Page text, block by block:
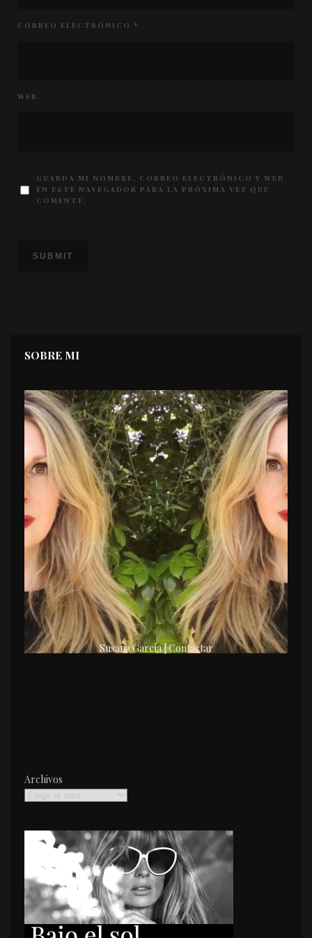
CORREO ELECTRÓNICO *
WEB
GUARDA MI NOMBRE, CORREO ELECTRÓNICO Y WEB
EN ESTE NAVEGADOR PARA LA PRÓXIMA VEZ QUE
COMENTE.
SOBRE MI
Susana García | Contactar
Archivos